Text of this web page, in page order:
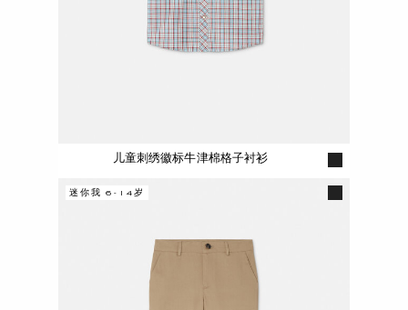
儿童刺绣徽标牛津棉格子衬衫
迷你我 6-14岁